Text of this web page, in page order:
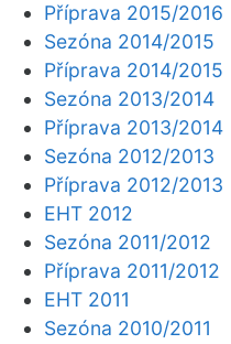
Příprava 2015/2016
Sezóna 2014/2015
Příprava 2014/2015
Sezóna 2013/2014
Příprava 2013/2014
Sezóna 2012/2013
Příprava 2012/2013
EHT 2012
Sezóna 2011/2012
Příprava 2011/2012
EHT 2011
Sezóna 2010/2011